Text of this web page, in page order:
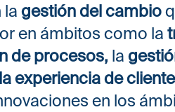
lagestión del cambio
en ámbitos como la
de procesos, la
experiencia de cliente
en los